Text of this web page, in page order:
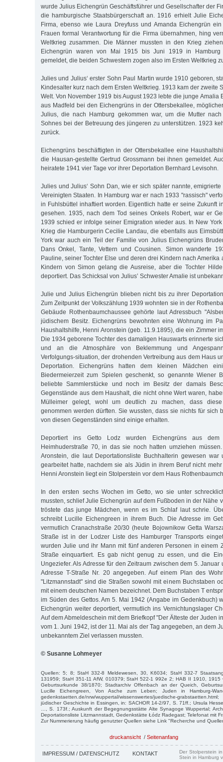
wurde Julius Eichengrün Geschäftsführer und Gesellschafter der
die hamburgische Staatsbürgerschaft an. 1916 erhielt Julie
Firma, ebenso wie Laura Dreyfuss und Amanda Eichengrün
Frauen formal Verantwortung für die Firma übernahmen, hing
Weltkrieg zusammen. Die Männer mussten in den Krieg
Eichengrün waren von Mai 1915 bis Juni 1919 in Hamburg
gemeldet, die beiden Schwestern zogen also im Ersten Weltkrieg
Julies und Julius‘ erster Sohn Paul Martin wurde 1910 geboren,
Kindesalter kurz nach dem Ersten Weltkrieg. 1913 kam der zweite
Welt. Von November 1919 bis August 1923 lebte die junge Amalia
aus Madfeld bei den Eichengrüns in der Ottersbekallee,
Julius, die nach Hamburg gekommen war, um die Mutter
Sohnes bei der Betreuung des jüngeren zu unterstützen. 1923
zurück.
Eichengrüns beschäftigten in der Ottersbekallee eine
die Hausan-gestellte Gertrud Grossmann bei ihnen gemeldet.
heiratete 1941 vier Tage vor ihrer Deportation Bernhard Levisohn.
Julies und Julius‘ Sohn Dan, wie er sich später nannte,
Vereinigten Staaten. In Hamburg war er nach 1933 "rassisch"
in Fuhlsbüttel inhaftiert worden. Eigentlich hatte er seine Zu­kunft
gesehen. 1935, nach dem Tod seines Onkels Robert, war er
1939 schied er infolge seiner Emigration wieder aus. In New
Krieg die Hamburgerin Cecilie Landau, die ebenfalls aus
York war auch ein Teil der Familie von Julius Eichengrüns
Dans Onkel, Tante, Vettern und Cousinen. Simon wanderte
Pauline, seiner Tochter Else und deren drei Kindern nach Amerika
Kindern von Simon gelang die Ausreise, aber die Tochter
deportiert. Das Schicksal von Julius’ Schwester Amalie ist
Julie und Julius Eichengrün blieben nicht bis zu ihrer
Zum Zeitpunkt der Volkszählung 1939 wohnten sie in der
Gebäude Rothenbaumchaussee gehörte laut Adressbuch
jüdischem Besitz. Eichengrüns bewohnten eine Wohnung im
Haushaltshilfe, Henni Aronstein (geb. 11.9.1895), die ein Zimmer
Die 1934 geborene Tochter des damaligen Hauswarts erinnerte
und an die Atmosphäre von Beklemmung und
Verfolgungs-situation, der drohenden Vertreibung aus dem Haus
Deportation. Eichengrüns hatten dem kleinen Mädchen
Biedermeierzeit zum Spielen geschenkt, so genannte Wiener
beliebte Sammlerstücke und noch im Besitz der damals
Gegenstände aus dem Haushalt, die nicht ohne Wert waren,
Mülleimer gelegt, wohl um deutlich zu machen, dass
genommen werden dürften. Sie wussten, dass sie nichts für sich
von diesen Gegenständen sind einige erhalten.
Deportiert ins Getto Lodz wurden Eichengrüns aus
Heimhuderstraße 70, in das sie noch hatten umziehen
Aronstein, die laut Deportationsliste Buchhalterin gewesen war
gearbeitet hatte, nachdem sie als Jüdin in ihrem Beruf nicht
Henni Aronstein liegt ein Stolperstein vor dem Haus
In den ersten sechs Wochen im Getto, wo sie unter
mussten, schlief Julie Eichengrün auf dem Fußboden in der Nähe
tröstete das junge Mädchen, wenn es im Schlaf laut schrie.
schreibt Lucille Eichengreen in ihrem Buch. Die Adresse im
vermutlich Cranachstraße 20/30 (heute Bojownikow Getta
Straße ist in der Lodzer Liste des Hamburger Transports
wurden Julie und ihr Mann mit fünf anderen Personen in einem
Straße einquartiert. Es gab nicht genug zu essen, und die
Ungeziefer. Als Adresse für den Zeitraum zwischen dem 5. Januar
Adresse T-Straße Nr. 20 angegeben. Auf einem Plan des
"Litzmannstadt" sind die Straßen sowohl mit einem Buchstaben
mit einem deutschen Namen bezeichnet. Dem Buchstaben T
im Süden des Gettos. Am 5. Mai 1942 (Angabe im Gedenkbuch)
Eichengrün weiter deportiert, vermutlich ins Vernichtungslager
Auf dem Abmeldeschein mit dem Briefkopf "Der Älteste der Juden
vom 1. Juni 1942, ist der 11. Mai als der Tag angegeben, an dem
unbekanntem Ziel verlassen mussten.
© Susanne Lohmeyer
Quellen: 5; 8; StaH 332-8 Meldewesen, 30, K6034; StaH 332-7
131959; StaH 351-11 AfW, 010379; StaH 522-1 992e 2; HAB II 1910, 1915
Geburtsurkunde 38/1870; Stadtarchiv Offenbach an der Queich,
Lucille Eichengreen, Von Asche zum Leben; Juden in Hamburg-
gedenkstaetten.de/nrw/wuppertal/wissenswertes/juedische-
jüdischer Geschichte in Essingen, in: SACHOR 14-2/97, S. 71ff.; Ursula
…, S. 173f.; Auskunft der Begegnungsstätte Alte Synagoge Wuppertal;
Deportationsliste Litzmannstadt, Gedenkstätte Łódz Radegast; Telefonat mit
Zur Nummerierung häufig genutzter Quellen siehe Link "Recherche und
druckansicht / Seitenanfang
IMPRESSUM / DATENSCHUTZ KONTAKT
Der Stolperstein
Stein in Hamburg